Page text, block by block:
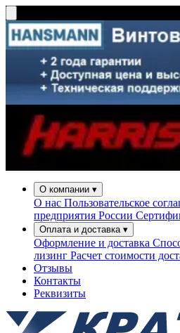
О компании ▾
О нас Пользовательское
предприятия России
Оплата и доставка ▾
Оформление и доставка
лизинг Расчет стоимости
Отзывы
Контакты
Реквизиты